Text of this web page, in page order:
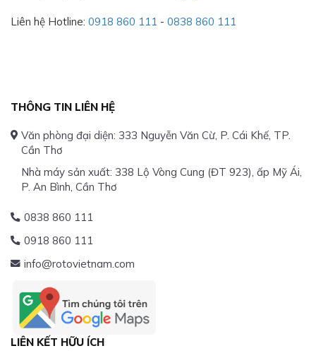
Liên hệ Hotline: 0918 860 111 - 0838 860 111
THÔNG TIN LIÊN HỆ
Văn phòng đại diện: 333 Nguyễn Văn Cừ, P. Cái Khế, TP.
Cần Thơ
Nhà máy sản xuất: 338 Lộ Vòng Cung (ĐT 923), ấp Mỹ Ái,
P. An Bình, Cần Thơ
0838 860 111
0918 860 111
info@rotovietnam.com
LIÊN KẾT HỮU ÍCH